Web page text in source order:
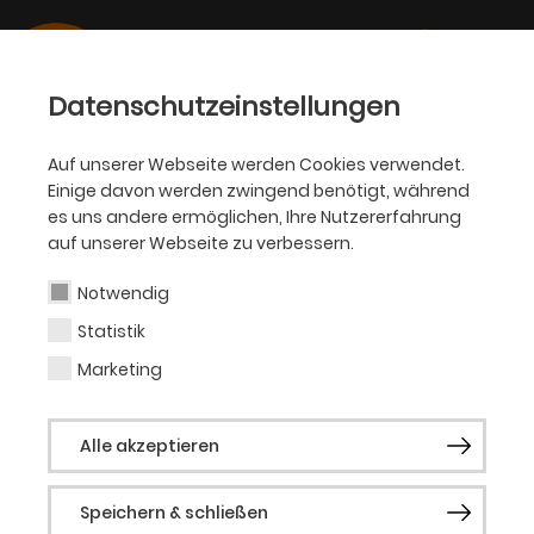
Datenschutzeinstellungen
Auf unserer Webseite werden Cookies verwendet.
Einige davon werden zwingend benötigt, während
es uns andere ermöglichen, Ihre Nutzererfahrung
auf unserer Webseite zu verbessern.
Notwendig
Statistik
Marketing
Alle akzeptieren
Speichern & schließen
OPER
Emine Güner
Bühne & Kostüme
Emine Güner studierte Produktdesign und
arbeitete als Möbel- und
Spielzeugdesignerin, bevor sie die Welt der
Theaterausstattung für sich entdeckte.